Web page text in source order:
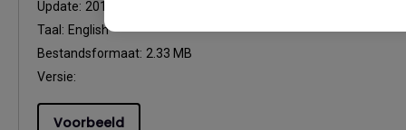
Update: 2016/12/13
Taal: English
Bestandsformaat: 2.33 MB
Versie:
Voorbeeld